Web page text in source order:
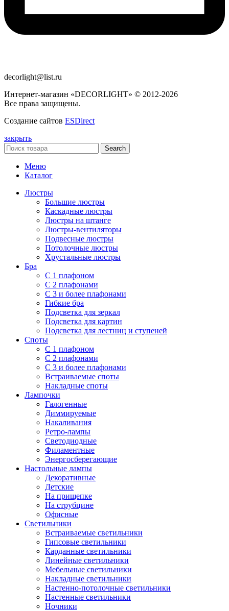
decorlight@list.ru
Интернет-магазин «DECORLIGHT» © 2012-2026
Все права защищены.
Создание сайтов ESDirect
закрыть
Search
Меню
Каталог
Люстры
Большие люстры
Каскадные люстры
Люстры на штанге
Люстры-вентиляторы
Подвесные люстры
Потолочные люстры
Хрустальные люстры
Бра
С 1 плафоном
С 2 плафонами
С 3 и более плафонами
Гибкие бра
Подсветка для зеркал
Подсветка для картин
Подсветка для лестниц и ступеней
Споты
С 1 плафоном
С 2 плафонами
С 3 и более плафонами
Встраиваемые споты
Накладные споты
Лампочки
Галогенные
Диммируемые
Накаливания
Ретро-лампы
Светодиодные
Филаментные
Энергосберегающие
Настольные лампы
Декоративные
Детские
На прищепке
На струбцине
Офисные
Светильники
Встраиваемые светильники
Гипсовые светильники
Карданные светильники
Линейные светильники
Мебельные светильники
Накладные светильники
Настенно-потолочные светильники
Настенные светильники
Ночники